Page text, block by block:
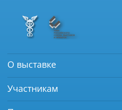
О выставке
Участникам